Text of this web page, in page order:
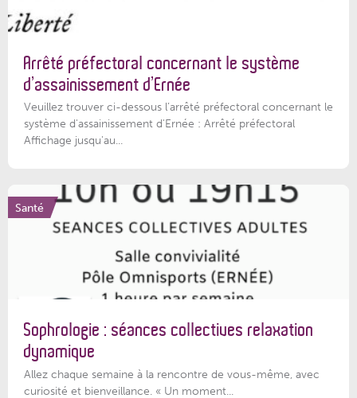
Arrêté préfectoral concernant le système
d’assainissement d’Ernée
Veuillez trouver ci-dessous l’arrêté préfectoral concernant le
système d'assainissement d'Ernée : Arrêté préfectoral
Affichage jusqu'au...
Santé
Sophrologie : séances collectives relaxation
dynamique
Allez chaque semaine à la rencontre de vous-même, avec
curiosité et bienveillance. « Un moment...